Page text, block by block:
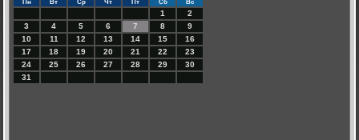
Пн Вт Ср Чт Пт Сб Вс
1
2
3
4 5 6 7 8
9
10
11 12 13 14 15
16
17
18 19 20 21 22
23
24
25 26 27 28 29
30
31